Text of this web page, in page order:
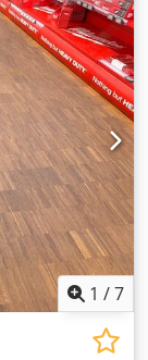
1 /7